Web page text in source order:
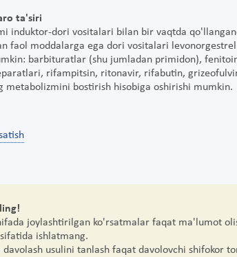
ta'siri
induktor-dori vositalari bilan bir vaqtda
faol moddalarga ega dori vositalari
barbituratlar (shu jumladan primidon),
rifampitsin, ritonavir, rifabutin,
metabolizmini bostirish hisobiga oshirishi mumkin.
joylashtirilgan ko'rsatmalar faqat ma'lumot
ishlatmang.
davolash usulini tanlash faqat davolovchi shifokor